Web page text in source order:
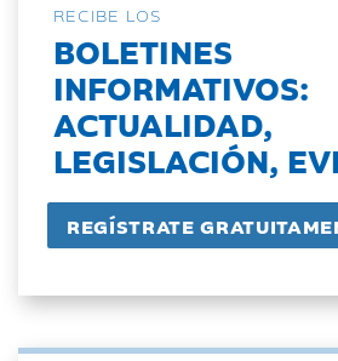
RECIBE LOS
BOLETINES
INFORMATIVOS:
ACTUALIDAD,
LEGISLACIÓN,